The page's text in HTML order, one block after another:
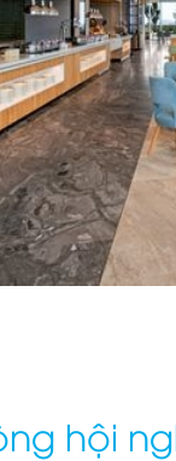
hội